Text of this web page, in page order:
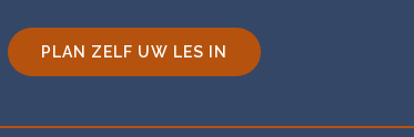
PLAN ZELF UW LES IN